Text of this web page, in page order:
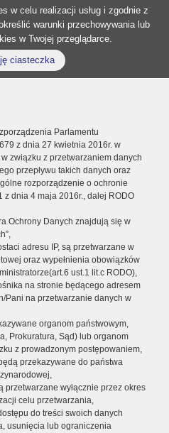
w celu realizacji usług i zgodnie z
warunki przechowywania lub
w Twojej przeglądarce.
ciasteczka
Parlamentu
z dnia 27 kwietnia 2016r. w
związku z przetwarzaniem danych
przepływu takich danych oraz
rozporządzenie o ochronie
z dnia 4 maja 2016r., dalej RODO
Ochrony Danych znajdują się w
adresu IP, są przetwarzane w
oraz wypełnienia obowiązków
ust.1 lit.c RODO),
na stronie będącego adresem
Pani na przetwarzanie danych w
organom państwowym,
Prokuratura, Sąd) lub organom
z prowadzonym postępowaniem,
przekazywane do państwa
wyłącznie przez okres
celu przetwarzania,
do treści swoich danych
usunięcia lub ograniczenia